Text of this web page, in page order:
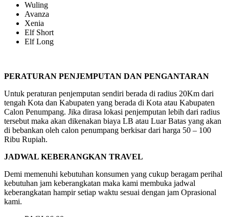
Wuling
Avanza
Xenia
Elf Short
Elf Long
PERATURAN PENJEMPUTAN DAN PENGANTARAN
Untuk peraturan penjemputan sendiri berada di radius 20Km dari
tengah Kota dan Kabupaten yang berada di Kota atau Kabupaten
Calon Penumpang. Jika dirasa lokasi penjemputan lebih dari radius
tersebut maka akan dikenakan biaya LB atau Luar Batas yang akan
di bebankan oleh calon penumpang berkisar dari harga 50 – 100
Ribu Rupiah.
JADWAL KEBERANGKAN TRAVEL
Demi memenuhi kebutuhan konsumen yang cukup beragam perihal
kebutuhan jam keberangkatan maka kami membuka jadwal
keberangkatan hampir setiap waktu sesuai dengan jam Oprasional
kami.